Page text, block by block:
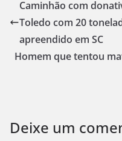
Caminhão com
Toledo com 20
apreendido em SC
Homem que tentou
Deixe um